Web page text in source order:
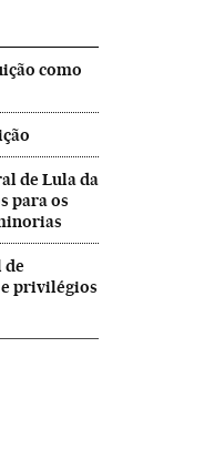
como
de Lula da
para os
de
privilégios